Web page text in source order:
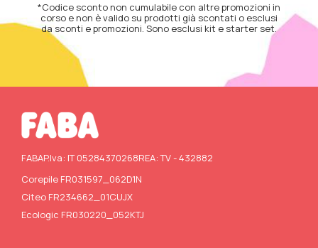
*Codice sconto non cumulabile con altre promozioni in
corso e non è valido su prodotti già scontati o esclusi
da sconti e promozioni. Sono esclusi kit e starter set.
FABAP.Iva: IT 05284370268REA: TV - 432882
Corepile FR031597_062D1N
Citeo FR234662_01CUJX
Ecologic FR030220_052KTJ